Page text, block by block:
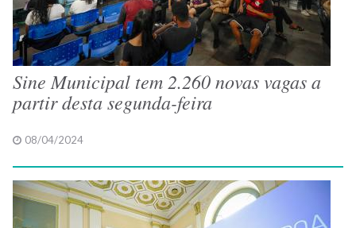
Sine Municipal tem 2.260 novas vagas a
partir desta segunda-feira
08/04/2024